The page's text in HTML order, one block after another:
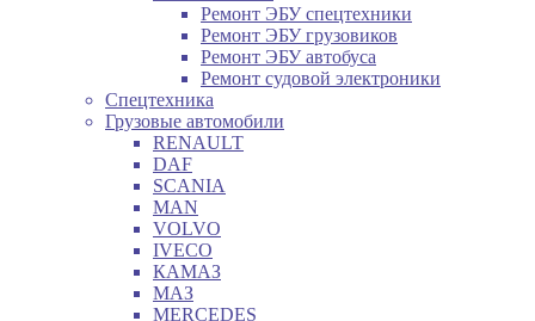
Ремонт ЭБУ спецтехники
Ремонт ЭБУ грузовиков
Ремонт ЭБУ автобуса
Ремонт судовой электроники
Спецтехника
Грузовые автомобили
RENAULT
DAF
SCANIA
MAN
VOLVO
IVECO
КАМАЗ
МАЗ
MERCEDES